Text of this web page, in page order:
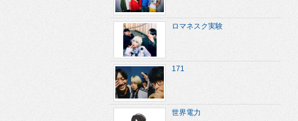
ロマネスク実験
171
世界電力